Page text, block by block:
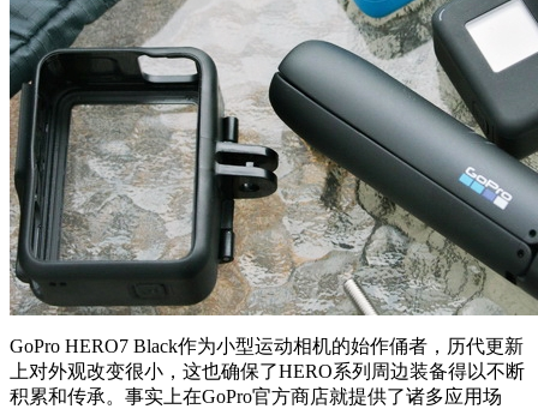
GoPro HERO7 Black作为小型运动相机的始作俑者，历代更新
上对外观改变很小，这也确保了HERO系列周边装备得以不断
积累和传承。事实上在GoPro官方商店就提供了诸多应用场